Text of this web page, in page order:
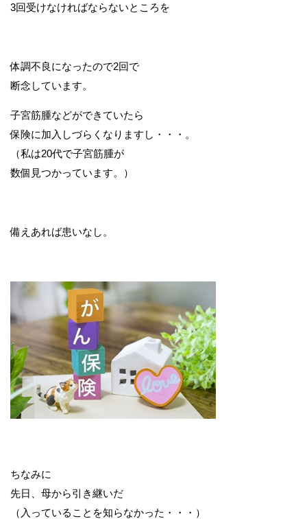
3回受けなければならないところを
体調不良になったので2回で
断念しています。
子宮筋腫などができていたら
保険に加入しづらくなりますし・・・。
（私は20代で子宮筋腫が
数個見つかっています。）
備えあれば患いなし。
ちなみに
先日、母から引き継いだ
（入っていることを知らなかった・・・）